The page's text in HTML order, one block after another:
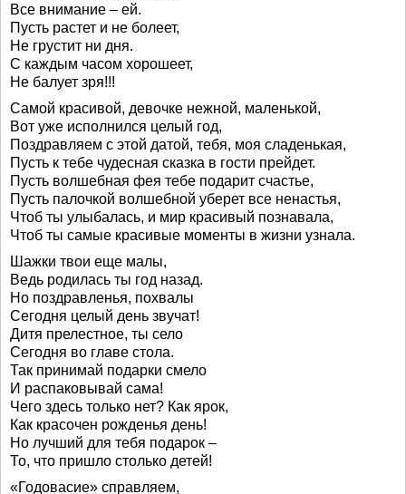
Все внимание – ей.
Пусть растет и не болеет,
Не грустит ни дня.
С каждым часом хорошеет,
Не балует зря!!!
Самой красивой, девочке нежной, маленькой,
Вот уже исполнился целый год,
Поздравляем с этой датой, тебя, моя сладенькая,
Пусть к тебе чудесная сказка в гости прейдет.
Пусть волшебная фея тебе подарит счастье,
Пусть палочкой волшебной уберет все ненастья,
Чтоб ты улыбалась, и мир красивый познавала,
Чтоб ты самые красивые моменты в жизни узнала.
Шажки твои еще малы,
Ведь родилась ты год назад.
Но поздравленья, похвалы
Сегодня целый день звучат!
Дитя прелестное, ты село
Сегодня во главе стола.
Так принимай подарки смело
И распаковывай сама!
Чего здесь только нет? Как ярок,
Как красочен рожденья день!
Но лучший для тебя подарок –
То, что пришло столько детей!
«Годовасие» справляем,